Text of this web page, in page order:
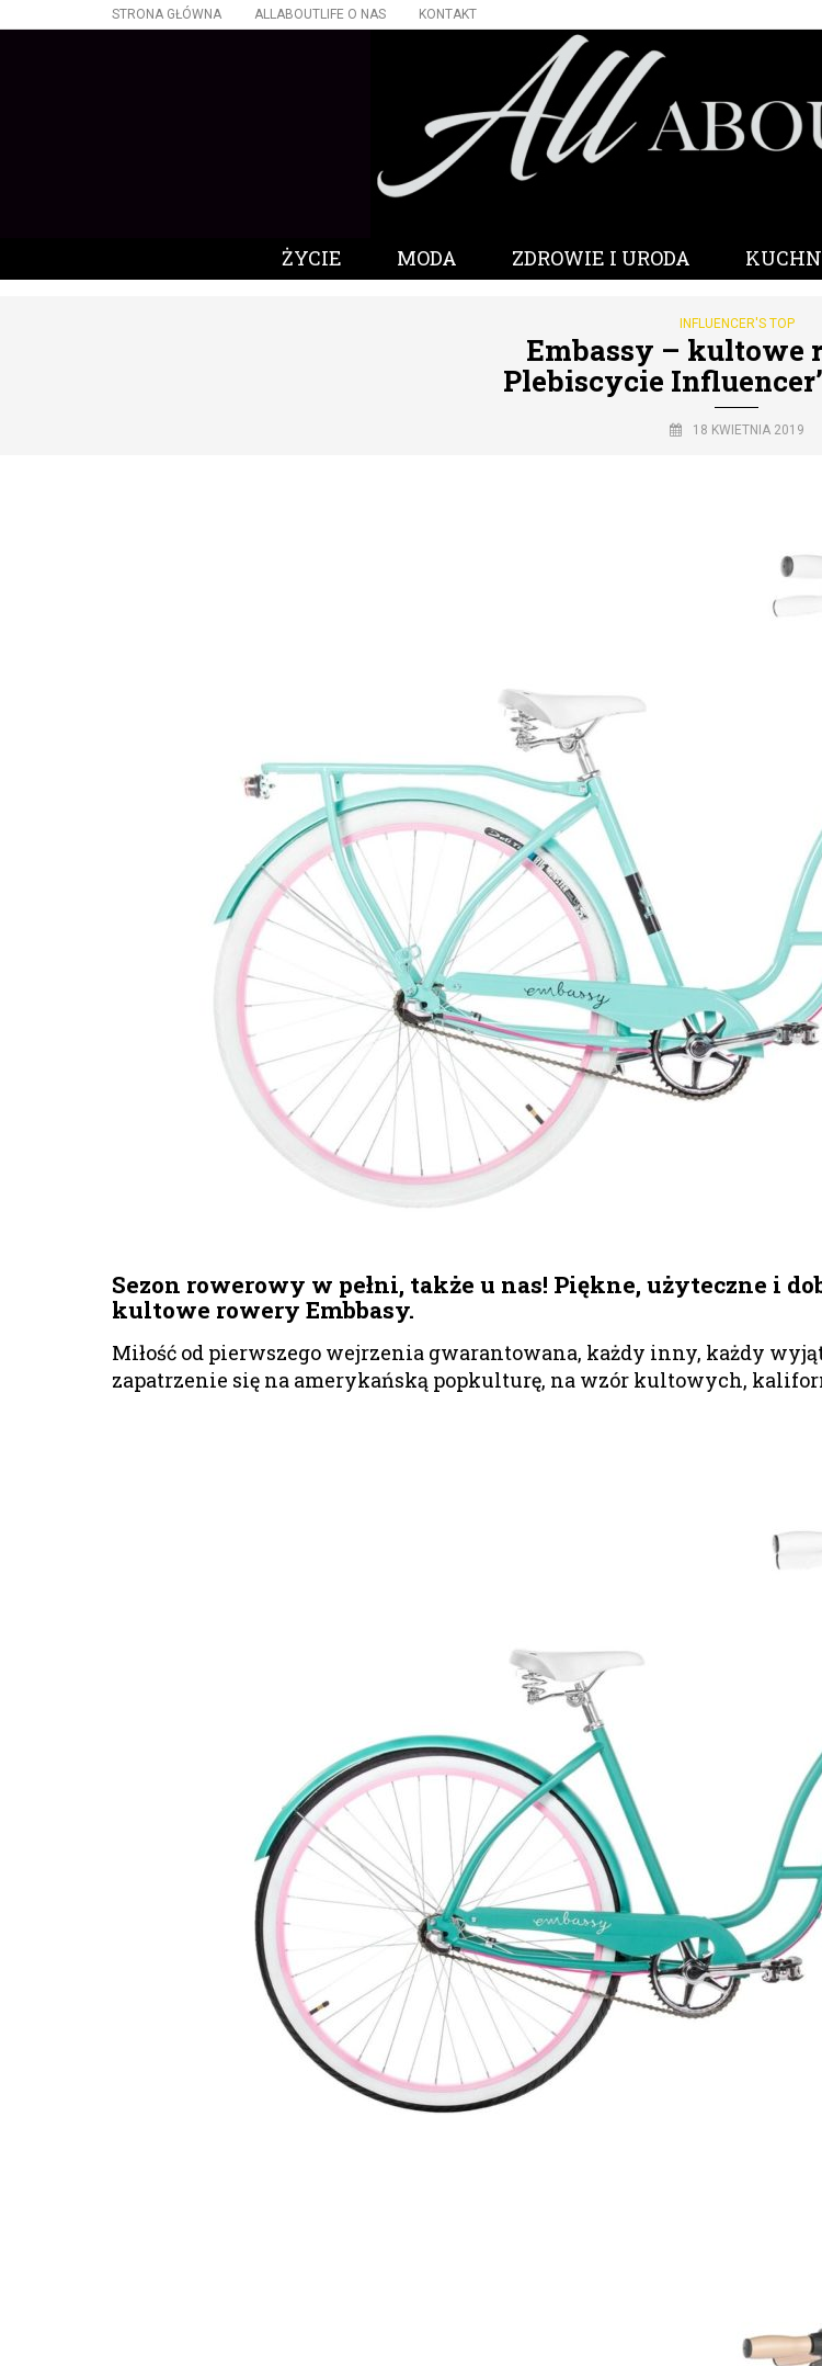
STRONA GŁÓWNA ALLABOUTLIFE O NAS KONTAKT
ŻYCIE MODA ZDROWIE I URODA
INFLUENCER'S TOP
Embassy – kultowe
Plebiscycie
18 KWIETNIA 2019
Sezon rowerowy w pełni, także u nas! Piękne, użyteczne i
kultowe rowery Embbasy.
Miłość od pierwszego wejrzenia gwarantowana, każdy inny, każdy
zapatrzenie się na amerykańską popkulturę, na wzór kultowych,